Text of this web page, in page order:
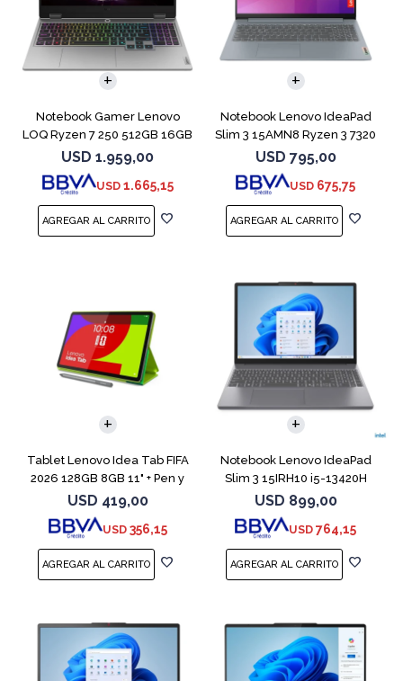
Notebook Gamer Lenovo
LOQ Ryzen 7 250 512GB 16GB
RTX 5060
USD 1.959,00
USD 1.665,15
COMPARAR
Notebook Lenovo IdeaPad
Slim 3 15AMN8 Ryzen 3 7320
512GB 8GB
USD 795,00
USD 675,75
Tablet Lenovo Idea Tab FIFA
2026 128GB 8GB 11" + Pen y
Funda
USD 419,00
USD 356,15
Notebook Lenovo IdeaPad
Slim 3 15IRH10 i5-13420H
512GB 8GB G
USD 899,00
USD 764,15